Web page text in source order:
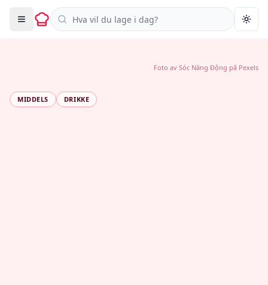
Søk i oppskrifter
MIDDELS DRIKKE
Foto av Sóc Năng Động på Pexels